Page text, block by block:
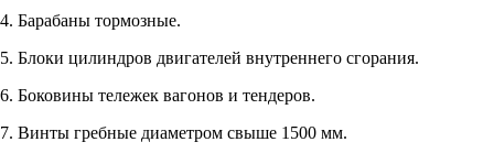
4. Барабаны тормозные.
5. Блоки цилиндров двигателей внутреннего сгорания.
6. Боковины тележек вагонов и тендеров.
7. Винты гребные диаметром свыше 1500 мм.